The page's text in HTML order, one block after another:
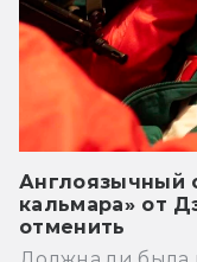
Англоязычный
кальмара» от
отменить